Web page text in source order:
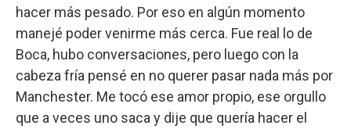
hacer más pesado. Por eso en algún momento
manejé poder venirme más cerca. Fue real lo de
Boca, hubo conversaciones, pero luego con la
cabeza fría pensé en no querer pasar nada más por
Manchester. Me tocó ese amor propio, ese orgullo
que a veces uno saca y dije que quería hacer el